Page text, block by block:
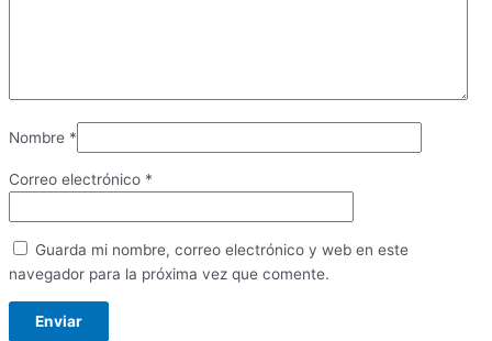
Nombre *
Correo electrónico *
Guarda mi nombre, correo electrónico y web en este
navegador para la próxima vez que comente.